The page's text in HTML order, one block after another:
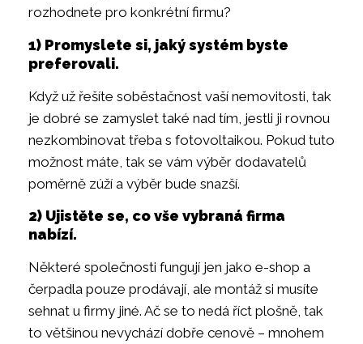
rozhodnete pro konkrétní firmu?
1) Promyslete si, jaký systém byste
preferovali.
Když už řešíte soběstačnost vaší nemovitosti, tak
je dobré se zamyslet také nad tím, jestli ji rovnou
nezkombinovat třeba s fotovoltaikou. Pokud tuto
možnost máte, tak se vám výběr dodavatelů
poměrně zúží a výběr bude snazší.
2) Ujistěte se, co vše vybraná firma
nabízí.
Některé společnosti fungují jen jako e-shop a
čerpadla pouze prodávají, ale montáž si musíte
sehnat u firmy jiné. Ač se to nedá říct plošně, tak
to většinou nevychází dobře cenově – mnohem